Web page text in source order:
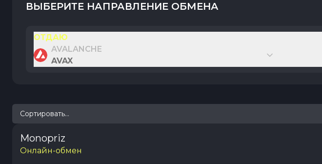
ВЫБЕРИТЕ НАПРАВЛЕНИЕ ОБМЕНА
ОТДАЮ
AVALANCHE
AVAX
Сортировать...
Monopriz
Онлайн-обмен